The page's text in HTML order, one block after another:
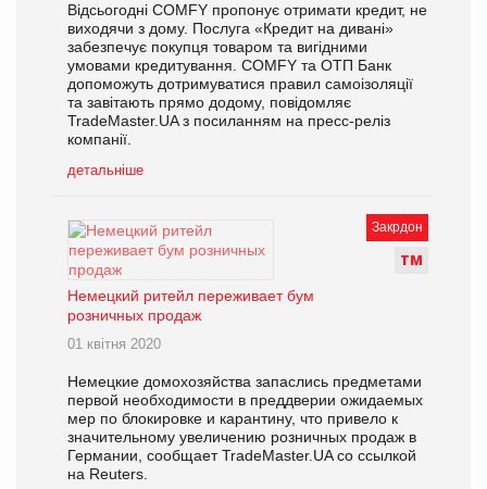
Відсьогодні COMFY пропонує отримати кредит, не
виходячи з дому. Послуга «Кредит на дивані»
забезпечує покупця товаром та вигідними
умовами кредитування. COMFY та ОТП Банк
допоможуть дотримуватися правил самоізоляції
та завітають прямо додому, повідомляє
TradeMaster.UA з посиланням на пресс-реліз
компанії.
детальніше
Закрдон
ТМ
Немецкий ритейл переживает бум
розничных продаж
01 квітня 2020
Немецкие домохозяйства запаслись предметами
первой необходимости в преддверии ожидаемых
мер по блокировке и карантину, что привело к
значительному увеличению розничных продаж в
Германии, сообщает TradeMaster.UA со ссылкой
на Reuters.